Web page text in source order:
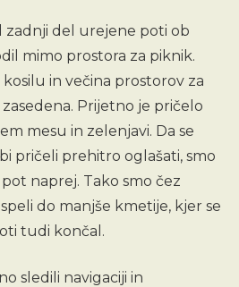
zadnji del urejene poti ob
mimo prostora za piknik.
kosilu in večina prostorov za
Prijetno je pričelo
mesu in zelenjavi. Da se
pričeli prehitro oglašati, smo
naprej. Tako smo čez
do manjše kmetije, kjer se
tudi končal.
sledili navigaciji in